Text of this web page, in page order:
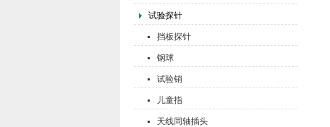
试验探针
挡板探针
钢球
试验销
儿童指
天线同轴插头